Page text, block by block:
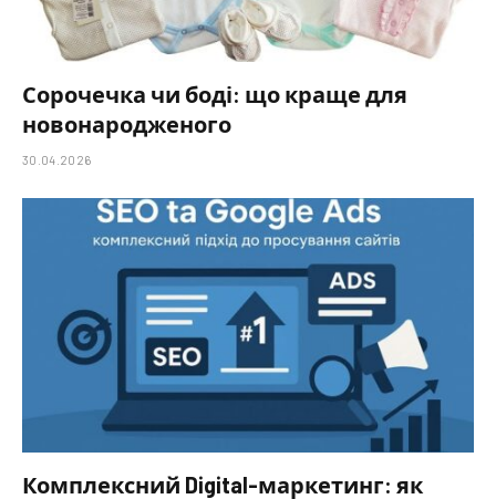
Сорочечка чи боді: що краще для
новонародженого
30.04.2026
Комплексний Digital-маркетинг: як